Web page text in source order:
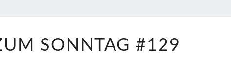
ZITAT
SONNTAG #129